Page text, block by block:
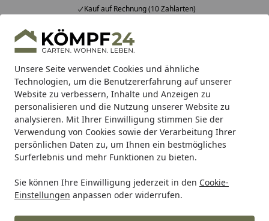
Unsere Seite verwendet Cookies und ähnliche
Technologien, um die Benutzererfahrung auf unserer
Website zu verbessern, Inhalte und Anzeigen zu
personalisieren und die Nutzung unserer Website zu
analysieren. Mit Ihrer Einwilligung stimmen Sie der
Verwendung von Cookies sowie der Verarbeitung Ihrer
persönlichen Daten zu, um Ihnen ein bestmögliches
Surferlebnis und mehr Funktionen zu bieten.
Sie können Ihre Einwilligung jederzeit in den Cookie-
Einstellungen anpassen oder widerrufen.
Kauf auf Rechnung (10 Zahlarten)
Alle Produkte
Mein Konto
Suchen
Startseite
Compo Bio
Compo Bio
Wählen Sie Ihr Compo Pflegeschutz,
Compo Dünger oder Compo
Blumenerde: